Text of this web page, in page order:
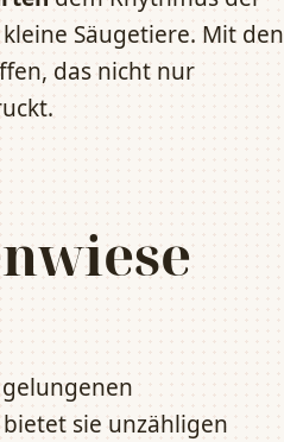
Säugetiere. Mit den
das nicht nur
sie unzähligen